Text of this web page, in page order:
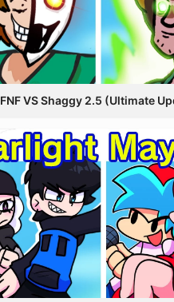
FNF VS Shaggy 2.5 (Ultimate